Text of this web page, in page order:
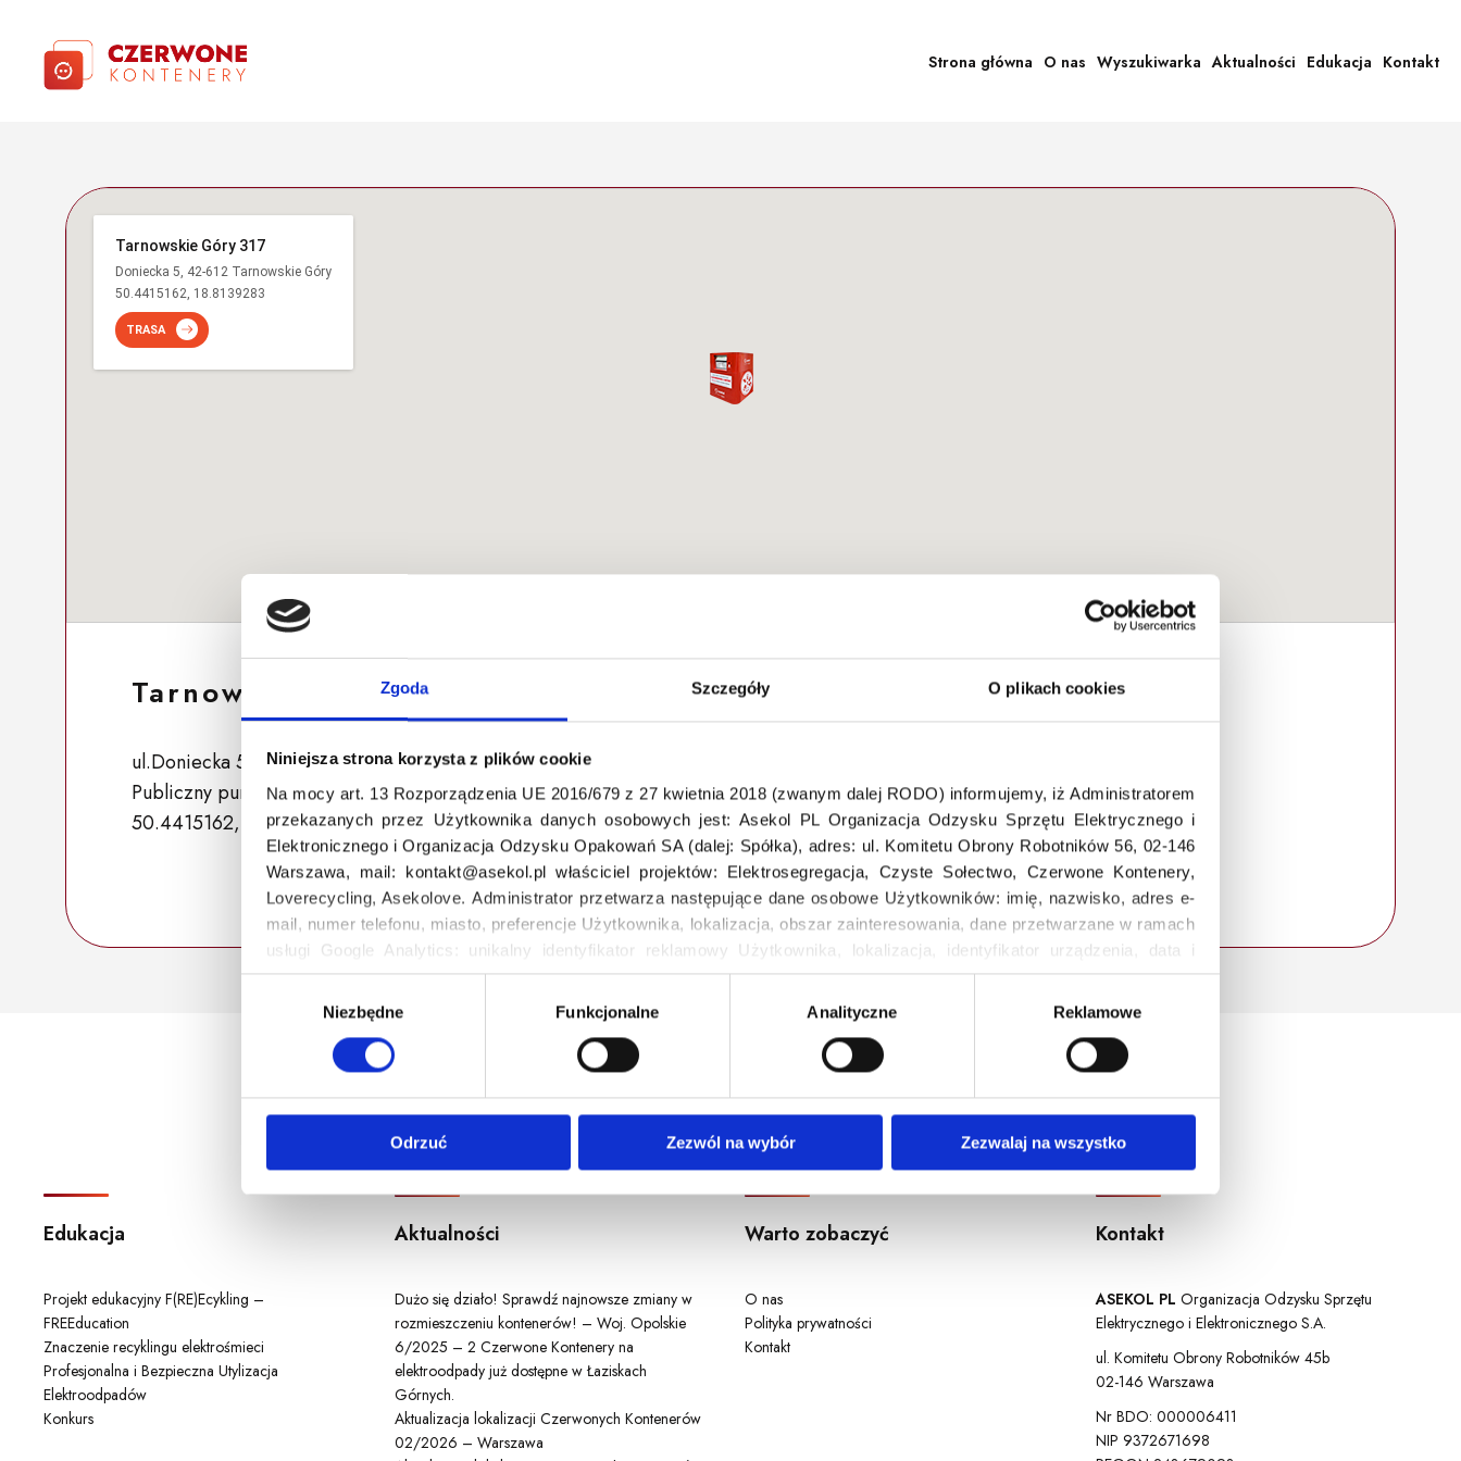
Zgoda Szczegóły O plikach cookies
Niniejsza strona korzysta z plików cookie
Na mocy art. 13 Rozporządzenia UE 2016/679 z 27 kwietnia 2018 (zwanym dalej RODO) informujemy, iż Administratorem
przekazanych przez Użytkownika danych osobowych jest: Asekol PL Organizacja Odzysku Sprzętu Elektrycznego i
Elektronicznego i Organizacja Odzysku Opakowań SA (dalej: Spółka), adres: ul. Komitetu Obrony Robotników 56, 02-146
Warszawa, mail: kontakt@asekol.pl właściciel projektów: Elektrosegregacja, Czyste Sołectwo, Czerwone Kontenery,
Loverecycling, Asekolove. Administrator przetwarza następujące dane osobowe Użytkowników: imię, nazwisko, adres e-
mail, numer telefonu, miasto, preferencje Użytkownika, lokalizacja, obszar zainteresowania, dane przetwarzane w ramach
usługi Google Analytics: unikalny identyfikator reklamowy Użytkownika, lokalizacja, identyfikator urządzenia, data i
godzina korzystania z serwisu, dane demograficzne: kraj, miasto, język, płeć, wiek, typ i wersja systemu operacyjnego.
d
Niezbędne Funkcjonalne Analityczne Reklamowe
Odrzuć Zezwól na wybór Zezwalaj na wszystko
Strona główna O nas Wyszukiwarka Aktualności Edukacja Kontakt
Tarnowskie Góry 317
Doniecka 5, 42-612 Tarnowskie Góry
50.4415162, 18.8139283
TRASA
Tarnowskie Góry 317
ul.Doniecka 5, 42-612 Tarnowskie Góry, Polska
Publiczny punkt zbiórki
50.4415162, 18.8139283
Edukacja
Projekt edukacyjny F(RE)Ecykling –
FREEducation
Znaczenie recyklingu elektrośmieci
Profesjonalna i Bezpieczna Utylizacja
Elektroodpadów
Konkurs
Aktualności
Dużo się działo! Sprawdź najnowsze zmiany w
rozmieszczeniu kontenerów! – Woj. Opolskie
6/2025 – 2 Czerwone Kontenery na
elektroodpady już dostępne w Łaziskach
Górnych.
Aktualizacja lokalizacji Czerwonych Kontenerów
02/2026 – Warszawa
Warto zobaczyć
O nas
Polityka prywatności
Kontakt
Kontakt
ASEKOL PL Organizacja Odzysku Sprzętu
Elektrycznego i Elektronicznego S.A.
ul. Komitetu Obrony Robotników 45b
02-146 Warszawa
Nr BDO: 000006411
NIP 9372671698